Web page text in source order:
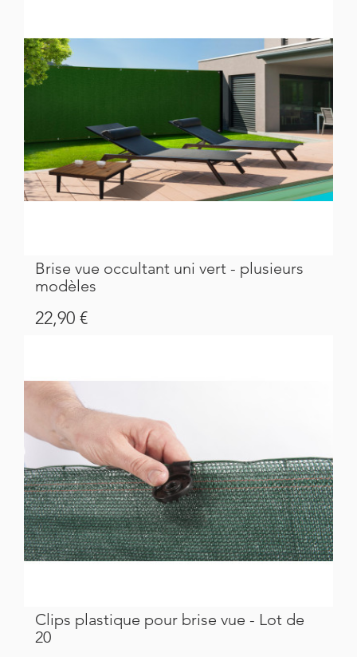
Brise vue occultant uni vert - plusieurs
modèles
Prix
22,90 €
Clips plastique pour brise vue - Lot de
20